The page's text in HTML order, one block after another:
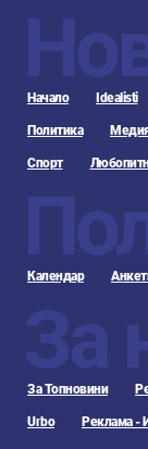
Начало Idealisti
Политика
Спорт
Календар
За
За Топновини
Urbo Реклама -